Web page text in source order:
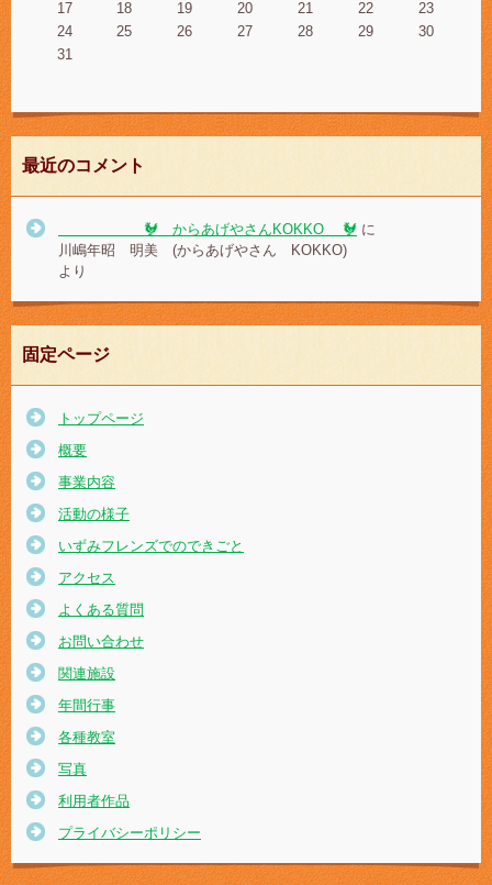
17
18 19 20 21 22
23
24
25 26 27 28 29
30
31
最近のコメント
🐓 からあげやさんKOKKO 🐓 に
川嶋年昭 明美 (からあげやさん KOKKO)
より
固定ページ
トップページ
概要
事業内容
活動の様子
いずみフレンズでのできごと
アクセス
よくある質問
お問い合わせ
関連施設
年間行事
各種教室
写真
利用者作品
プライバシーポリシー